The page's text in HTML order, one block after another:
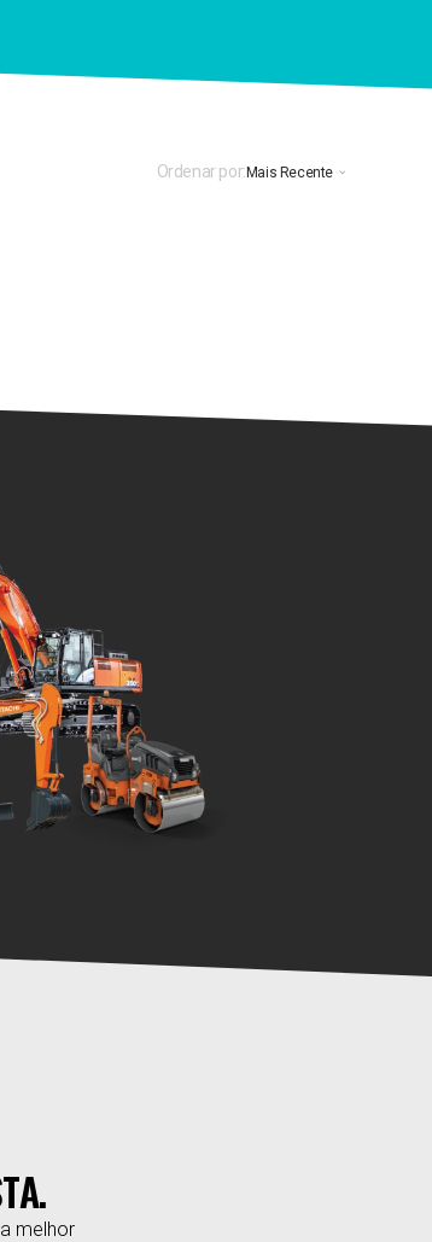
Ordenar por: Mais Recente
melhor